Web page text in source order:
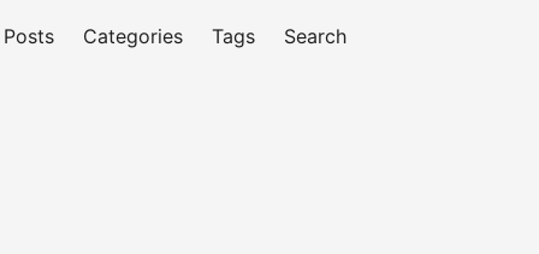
Posts Categories Tags Search